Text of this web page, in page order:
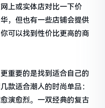
上或实体店对比一下价
，但也有一些店铺会提供
可以找到性价比更高的商
重要的是找到适合自己的
款适合潮人的时尚单品：
演愈烈。一双经典的复古